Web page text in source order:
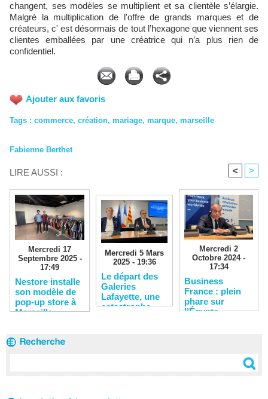
changent, ses modèles se multiplient et sa clientèle s’élargie.
Malgré la multiplication de l'offre de grands marques et de
créateurs, c' est désormais de tout l’hexagone que viennent ses
clientes emballées par une créatrice qui n’a plus rien de
confidentiel.
Ajouter aux favoris
Tags : commerce, création, mariage, marque, marseille
Fabienne Berthet
LIRE AUSSI : < >
Mercredi 17
Septembre 2025 -
17:49
Nestore installe
son modèle de
pop-up store à
Marseille
Mercredi 5 Mars
2025 - 19:36
​Le départ des
Galeries
Lafayette, une
catastrophe
Mercredi 2
Octobre 2024 -
17:34
​Business
France : plein
phare sur
l’Égypte